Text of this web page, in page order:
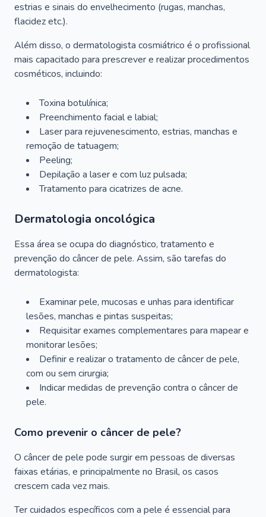
estrias e sinais do envelhecimento (rugas, manchas,
flacidez etc.).
Além disso, o dermatologista cosmiátrico é o profissional
mais capacitado para prescrever e realizar procedimentos
cosméticos, incluindo:
Toxina botulínica;
Preenchimento facial e labial;
Laser para rejuvenescimento, estrias, manchas e
remoção de tatuagem;
Peeling;
Depilação a laser e com luz pulsada;
Tratamento para cicatrizes de acne.
Dermatologia oncológica
Essa área se ocupa do diagnóstico, tratamento e
prevenção do câncer de pele. Assim, são tarefas do
dermatologista:
Examinar pele, mucosas e unhas para identificar
lesões, manchas e pintas suspeitas;
Requisitar exames complementares para mapear e
monitorar lesões;
Definir e realizar o tratamento de câncer de pele,
com ou sem cirurgia;
Indicar medidas de prevenção contra o câncer de
pele.
Como prevenir o câncer de pele?
O câncer de pele pode surgir em pessoas de diversas
faixas etárias, e principalmente no Brasil, os casos
crescem cada vez mais.
Ter cuidados específicos com a pele é essencial para